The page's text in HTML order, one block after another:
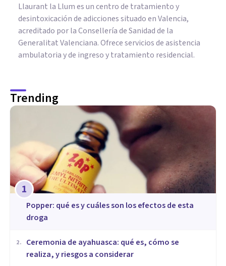
Llaurant la Llum es un centro de tratamiento y
desintoxicación de adicciones situado en Valencia,
acreditado por la Consellería de Sanidad de la
Generalitat Valenciana. Ofrece servicios de asistencia
ambulatoria y de ingreso y tratamiento residencial.
Trending
1
Popper: qué es y cuáles son los efectos de esta
droga
2.
Ceremonia de ayahuasca: qué es, cómo se
realiza, y riesgos a considerar